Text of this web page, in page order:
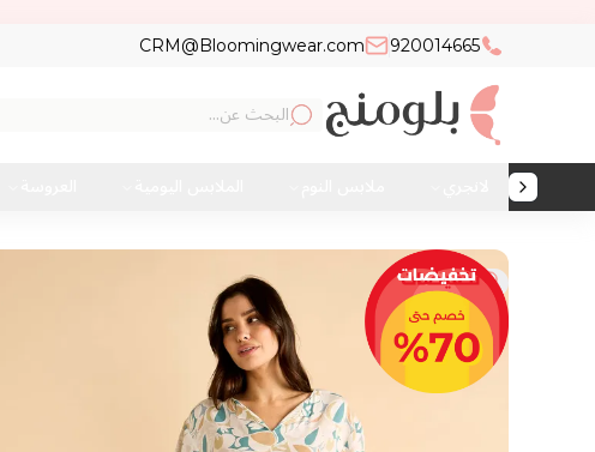
920014665
CRM@Bloomingwear.com